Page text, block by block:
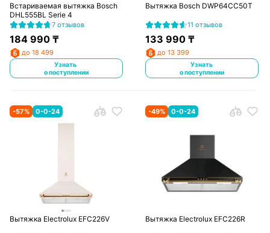
Встариваемая вытяжка Bosch
DHL555BL Serie 4
7 отзывов
184 990₸
до 18 499
Узнать
о поступлении
Вытяжка Bosch DWP64CC50T
11 отзывов
133 990 ₸
до 13 399
Узнать
о поступлении
-57% 0-0-24
Вытяжка Electrolux EFC226V
-49% 0-0-24
Вытяжка Electrolux EFC226R